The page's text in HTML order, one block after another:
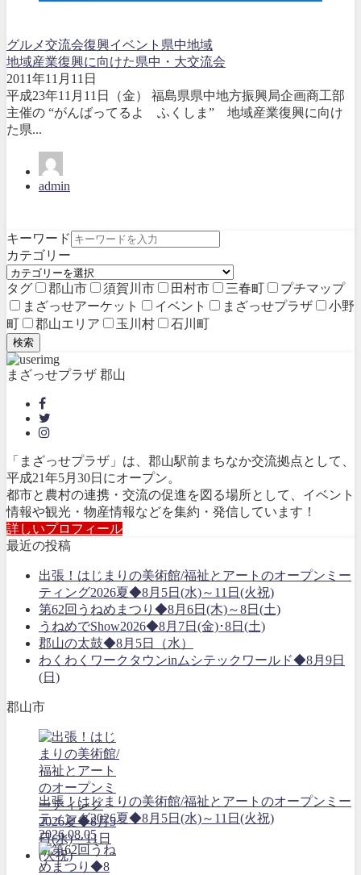
グルメ交流会復興イベント 県中地域
地域産業復興に向けた県中・大交流会
2011年11月11日
平成23年11月11日（金） 福島県県中地方振興局企画商工部
主催の “がんばってるよ ふくしま” 地域産業復興に向け
た県...
admin
キーワード
カテゴリー
タグ 郡山市 須賀川市 田村市 三春町
プチマップ
まざっせアーケット
イベント まざっせプラザ
小野
町
郡山エリア 玉川村 石川町
検索
まざっせプラザ 郡山
「まざっせプラザ」は、郡山駅前まちなか交流拠点として、
平成21年5月30日にオープン。
都市と農村の連携・交流の促進を図る場所として、イベント
情報や観光・物産情報などを集約・発信しています！
詳しいプロフィール
最近の投稿
出張！はじまりの美術館/福祉とアートのオープンミー
ティング2026夏◆8月5日(水)～11日(火祝)
第62回うねめまつり◆8月6日(木)～8日(土)
うねめでShow2026◆8月7日(金)･8日(土)
郡山の太鼓◆8月5日（水）
わくわくワークタウンinムシテックワールド◆8月9日
(日)
郡山市
出張！はじまりの美術館/福祉とアートのオープンミー
ティング2026夏◆8月5日(水)～11日(火祝)
2026.08.05